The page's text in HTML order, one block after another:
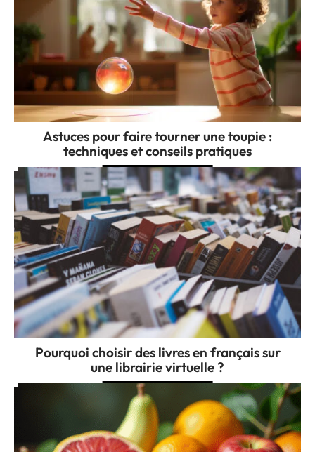
Astuces pour faire tourner une toupie :
techniques et conseils pratiques
Pourquoi choisir des livres en français sur
une librairie virtuelle ?